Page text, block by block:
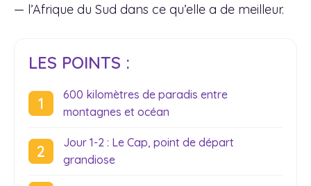
— l’Afrique du Sud dans ce qu’elle a de meilleur.
LES POINTS :
600 kilomètres de paradis entre
montagnes et océan
Jour 1-2 : Le Cap, point de départ
grandiose